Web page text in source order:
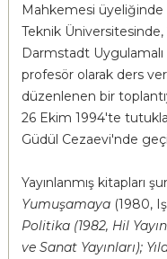
Mahkemesi üyeliğinde
Teknik
Darmstadt
profesör olarak ders
düzenlenen bir
26 Ekim 1994'te
Güdül Cezaevi'nde
Yayınlanmış kitapları
Yumuşamaya (1980,
Politika (1982, Hil
ve Sanat Yayınları);